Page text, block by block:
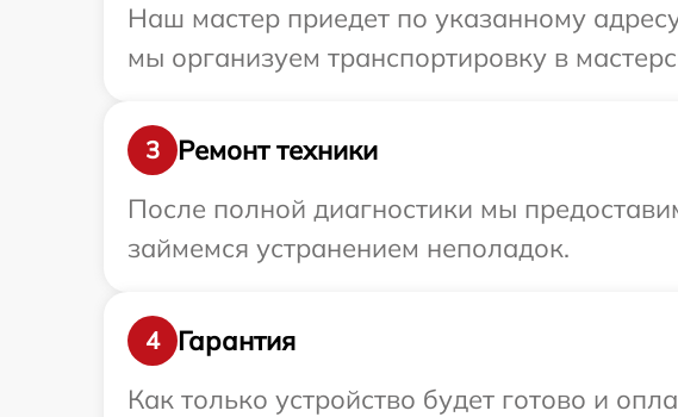
Наш мастер приедет по указанному
мы организуем транспортировку в
3
Ремонт техники
После полной диагностики мы
займемся устранением неполадок.
4
Гарантия
Как только устройство будет готово и